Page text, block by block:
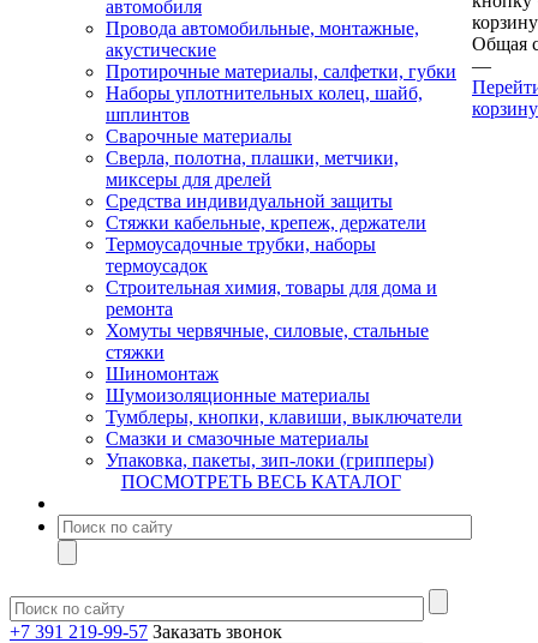
автомобиля
Провода автомобильные, монтажные,
акустические
Протирочные материалы, салфетки, губки
Наборы уплотнительных колец, шайб,
шплинтов
Сварочные материалы
Сверла, полотна, плашки, метчики,
миксеры для дрелей
Средства индивидуальной защиты
Стяжки кабельные, крепеж, держатели
Термоусадочные трубки, наборы
термоусадок
Строительная химия, товары для дома и
ремонта
Хомуты червячные, силовые, стальные
стяжки
Шиномонтаж
Шумоизоляционные материалы
Тумблеры, кнопки, клавиши, выключатели
Смазки и смазочные материалы
Упаковка, пакеты, зип-локи (грипперы)
ПОСМОТРЕТЬ ВЕСЬ КАТАЛОГ
+7 391 219-99-57 Заказать звонок
Общая
—
корзину